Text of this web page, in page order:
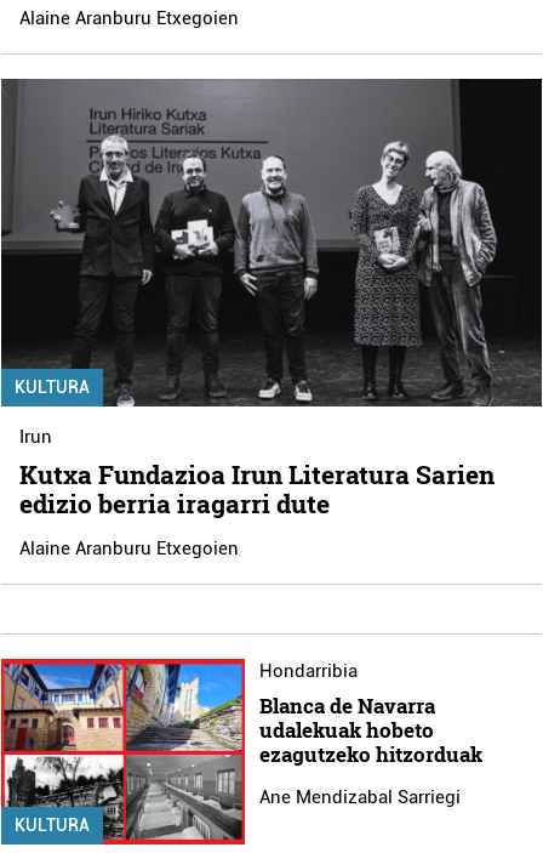
Alaine Aranburu Etxegoien
KULTURA
Irun
Kutxa Fundazioa Irun Literatura Sarien
edizio berria iragarri dute
Alaine Aranburu Etxegoien
KULTURA
Hondarribia
Blanca de Navarra
udalekuak hobeto
ezagutzeko hitzorduak
Ane Mendizabal Sarriegi